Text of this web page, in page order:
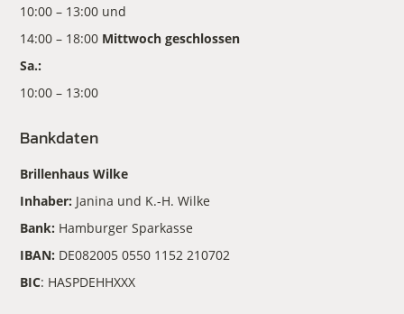
10:00 – 13:00 und
14:00 – 18:00 Mittwoch geschlossen
Sa.:
10:00 – 13:00
Bankdaten
Brillenhaus Wilke
Inhaber: Janina und K.-H. Wilke
Bank: Hamburger Sparkasse
IBAN: DE082005 0550 1152 210702
BIC: HASPDEHHXXX